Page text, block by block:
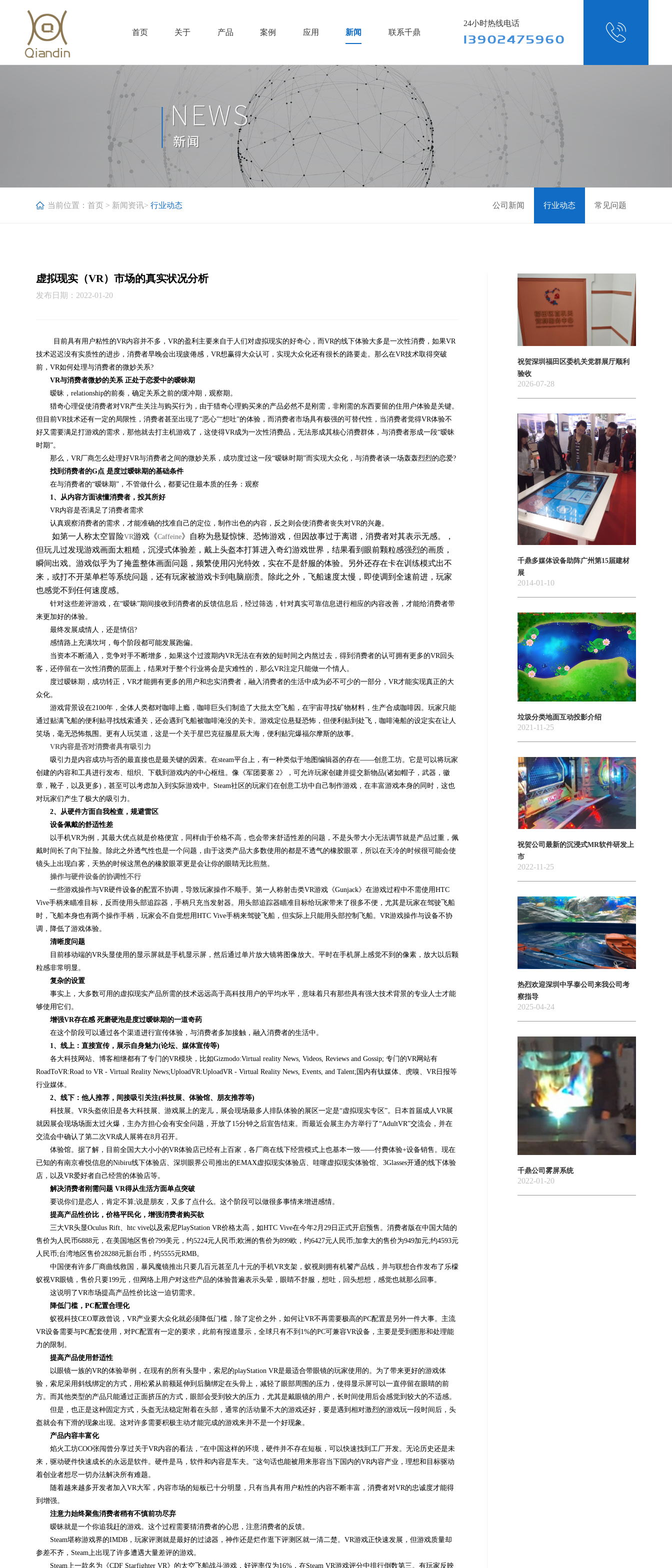
首页 关于 产品 案例 应用 新闻 联系千鼎
24小时热线电话
13902475960 
当前位置： 首页 > 新闻资讯> 行业动态 公司新闻 行业动态 常见问题
虚拟现实（VR）市场的真实状况分析
发布日期：2022-01-20
目前具有用户粘性的VR内容并不多，VR的盈利主要来自于人们对虚拟现实的好奇心，而VR的线下体验大多是一次性消费，如果VR
技术迟迟没有实质性的进步，消费者早晚会出现疲倦感，VR想赢得大众认可，实现大众化还有很长的路要走。那么在VR技术取得突破
前，VR如何处理与消费者的微妙关系?
VR与消费者微妙的关系 正处于恋爱中的暧昧期
暧昧，relationship的前奏，确定关系之前的缓冲期，观察期。
猎奇心理促使消费者对VR产生关注与购买行为，由于猎奇心理购买来的产品必然不是刚需，非刚需的东西要留的住用户体验是关键。
但目前VR技术还有一定的局限性，消费者甚至出现了“恶心”“想吐”的体验，而消费者市场具有极强的可替代性，当消费者觉得VR体验不
好又需要满足打游戏的需求，那他就去打主机游戏了，这使得VR成为一次性消费品，无法形成其核心消费群体，与消费者形成一段“暧昧
时期”。
那么，VR厂商怎么处理好VR与消费者之间的微妙关系，成功度过这一段“暧昧时期”而实现大众化，与消费者谈一场轰轰烈烈的恋爱?
找到消费者的G点 是度过暧昧期的基础条件
在与消费者的“暧昧期”，不管做什么，都要记住最本质的任务：观察
1、从内容方面读懂消费者，投其所好
VR内容是否满足了消费者需求
认真观察消费者的需求，才能准确的找准自己的定位，制作出色的内容，反之则会使消费者丧失对VR的兴趣。
如第一人称太空冒险VR游戏《Caffeine》自称为悬疑惊悚、恐怖游戏，但因故事过于离谱，消费者对其表示无感。
，
但玩儿过发现游戏画面太粗糙，沉浸式体验差，戴上头盔本打算进入奇幻游戏世界，结果看到眼前颗粒感强烈的画质，
瞬间出戏。游戏似乎为了掩盖整体画面问题，频繁使用闪光特效，实在不是舒服的体验。另外还存在卡在训练模式出不
来，或打不开菜单栏等系统问题，还有玩家被游戏卡到电脑崩溃。除此之外，飞船速度太慢，即使调到全速前进，玩家
也感觉不到任何速度感。
针对这些差评游戏，在“暧昧”期间接收到消费者的反馈信息后，经过筛选，针对真实可靠信息进行相应的内容改善，才能给消费者带
来更加好的体验。
最终发展成情人，还是情侣?
感情路上充满坎坷，每个阶段都可能发展跑偏。
当资本不断涌入，竞争对手不断增多，如果这个过渡期内VR无法在有效的短时间之内熬过去，得到消费者的认可拥有更多的VR回头
客，还停留在一次性消费的层面上，结果对于整个行业将会是灾难性的，那么VR注定只能做一个情人。
度过暧昧期，成功转正，VR才能拥有更多的用户和忠实消费者，融入消费者的生活中成为必不可少的一部分，VR才能实现真正的大
众化。
游戏背景设在2100年，全体人类都对咖啡上瘾，咖啡巨头们制造了大批太空飞船，在宇宙寻找矿物材料，生产合成咖啡因。玩家只能
通过贴满飞船的便利贴寻找线索通关，还会遇到飞船被咖啡淹没的关卡。游戏定位悬疑恐怖，但便利贴到处飞，咖啡淹船的设定实在让人
笑场，毫无恐怖氛围。更有人玩笑道，这是一个关于星巴克征服星辰大海，便利贴完爆福尔摩斯的故事。
VR内容是否对消费者具有吸引力
吸引力是内容成功与否的最直接也是最关键的因素。在steam平台上，有一种类似于地图编辑器的存在——创意工坊。它是可以将玩家
创建的内容和工具进行发布、组织、下载到游戏内的中心枢纽。像《军团要塞 2》，可允许玩家创建并提交新物品(诸如帽子，武器，徽
章，靴子，以及更多)，甚至可以考虑加入到实际游戏中。Steam社区的玩家们在创意工坊中自己制作游戏，在丰富游戏本身的同时，这也
对玩家们产生了极大的吸引力。
2、从硬件方面自我检查，规避雷区
设备佩戴的舒适性差
以手机VR为例，其最大优点就是价格便宜，同样由于价格不高，也会带来舒适性差的问题，不是头带大小无法调节就是产品过重，佩
戴时间长了向下扯脸。除此之外透气性也是一个问题，由于这类产品大多数使用的都是不透气的橡胶眼罩，所以在天冷的时候很可能会使
镜头上出现白雾，天热的时候这黑色的橡胶眼罩更是会让你的眼睛无比煎熬。
操作与硬件设备的协调性不行
一些游戏操作与VR硬件设备的配置不协调，导致玩家操作不顺手。第一人称射击类VR游戏《Gunjack》在游戏过程中不需使用HTC
Vive手柄来瞄准目标，反而使用头部追踪器，手柄只充当发射器。用头部追踪器瞄准目标给玩家带来了很多不便，尤其是玩家在驾驶飞船
时，飞船本身也有两个操作手柄，玩家会不自觉想用HTC Vive手柄来驾驶飞船，但实际上只能用头部控制飞船。VR游戏操作与设备不协
调，降低了游戏体验。
清晰度问题
目前移动端的VR头显使用的显示屏就是手机显示屏，然后通过单片放大镜将图像放大。平时在手机屏上感觉不到的像素，放大以后颗
粒感非常明显。
复杂的设置
事实上，大多数可用的虚拟现实产品所需的技术远远高于高科技用户的平均水平，意味着只有那些具有强大技术背景的专业人士才能
够使用它们。
增强VR存在感 死磨硬泡是度过暧昧期的一道奇药
在这个阶段可以通过各个渠道进行宣传体验，与消费者多加接触，融入消费者的生活中。
1、线上：直接宣传，展示自身魅力(论坛、媒体宣传等)
各大科技网站、博客相继都有了专门的VR模块，比如Gizmodo:Virtual reality News, Videos, Reviews and Gossip; 专门的VR网站有
RoadToVR:Road to VR - Virtual Reality News;UploadVR:UploadVR - Virtual Reality News, Events, and Talent;国内有钛媒体、虎嗅、VR日报等
行业媒体。
2、线下：他人推荐，间接吸引关注(科技展、体验馆、朋友推荐等)
科技展。VR头盔依旧是各大科技展、游戏展上的宠儿，展会现场最多人排队体验的展区一定是“虚拟现实专区”。日本首届成人VR展
就因展会现场场面太过火爆，主办方担心会有安全问题，开放了15分钟之后宣告结束。而最近会展主办方举行了“AdultVR”交流会，并在
交流会中确认了第二次VR成人展将在8月召开。
体验馆。据了解，目前全国大大小小的VR体验店已经有上百家，各厂商在线下经营模式上也基本一致——付费体验+设备销售。现在
已知的有南京睿悦信息的Nibiru线下体验店、深圳眼界公司推出的EMAX虚拟现实体验店、哇噻虚拟现实体验馆、3Glasses开通的线下体验
店，以及VR爱好者自己经营的体验店等。
解决消费者刚需问题 VR得从生活方面单点突破
要说你们是恋人，肯定不算;说是朋友，又多了点什么。这个阶段可以做很多事情来增进感情。
提高产品性价比，价格平民化，增强消费者购买欲
三大VR头显Oculus Rift、htc vive以及索尼PlayStation VR价格太高，如HTC Vive在今年2月29日正式开启预售。消费者版在中国大陆的
售价为人民币6888元，在美国地区售价799美元，约5224元人民币;欧洲的售价为899欧，约6427元人民币;加拿大的售价为949加元;约4593元
人民币;台湾地区售价28288元新台币，约5555元RMB。
中国便有许多厂商曲线救国，暴风魔镜推出只要几百元甚至几十元的手机VR支架，蚁视则拥有机饕产品线，并与联想合作发布了乐檬
蚁视VR眼镜，售价只要199元，但网络上用户对这些产品的体验普遍表示头晕，眼睛不舒服，想吐，回头想想，感觉也就那么回事。
这说明了VR市场提高产品性价比这一迫切需求。
降低门槛，PC配置合理化
蚁视科技CEO覃政曾说，VR产业要大众化就必须降低门槛，除了定价之外，如何让VR不再需要极高的PC配置是另外一件大事。主流
VR设备需要与PC配套使用，对PC配置有一定的要求，此前有报道显示，全球只有不到1%的PC可兼容VR设备，主要是受到图形和处理能
力的限制。
提高产品使用舒适性
以眼镜一族的VR的体验举例，在现有的所有头显中，索尼的playStation VR是最适合带眼镜的玩家使用的。为了带来更好的游戏体
验，索尼采用斜线绑定的方式，用松紧从前额延伸到后脑绑定在头骨上，减轻了眼部周围的压力，使得显示屏可以一直停留在眼睛的前
方。而其他类型的产品只能通过正面挤压的方式，眼部会受到较大的压力，尤其是戴眼镜的用户，长时间使用后会感觉到较大的不适感。
但是，也正是这种固定方式，头盔无法稳定附着在头部，通常的活动量不大的游戏还好，要是遇到相对激烈的游戏玩一段时间后，头
盔就会有下滑的现象出现。这对许多需要积极主动才能完成的游戏来并不是一个好现象。
产品内容丰富化
焰火工坊COO张闯曾分享过关于VR内容的看法，“在中国这样的环境，硬件并不存在短板，可以快速找到工厂开发。无论历史还是未
来，驱动硬件快速成长的永远是软件。硬件是马，软件和内容是车夫。”这句话也能被用来形容当下国内的VR内容产业，理想和目标驱动
着创业者想尽一切办法解决所有难题。
随着越来越多开发者加入VR大军，内容市场的短板已十分明显，只有当具有用户粘性的内容不断丰富，消费者对VR的忠诚度才能得
到增强。
注意力始终聚焦消费者稍有不慎前功尽弃
暧昧就是一个你追我赶的游戏。这个过程需要猜消费者的心思，注意消费者的反馈。
Steam堪称游戏界的IMDB，玩家评测就是最好的过滤器，神作还是烂作逛下评测区就一清二楚。VR游戏正快速发展，但游戏质量却
参差不齐，Steam上出现了许多遭遇大量差评的游戏。
Steam上一款名为《CDF Starfighter VR》的太空飞船战斗游戏，好评率仅为16%，在Steam VR游戏评分中排行倒数第三。有玩家反映
祝贺深圳福田区委机关党群展厅顺利
验收
2026-07-28
千鼎多媒体设备助阵广州第15届建材
展
2014-01-10
垃圾分类地面互动投影介绍
2021-11-25
祝贺公司最新的沉浸式MR软件研发上
市
2022-11-25
热烈欢迎深圳中孚泰公司来我公司考
察指导
2025-04-24
千鼎公司雾屏系统
2022-01-20